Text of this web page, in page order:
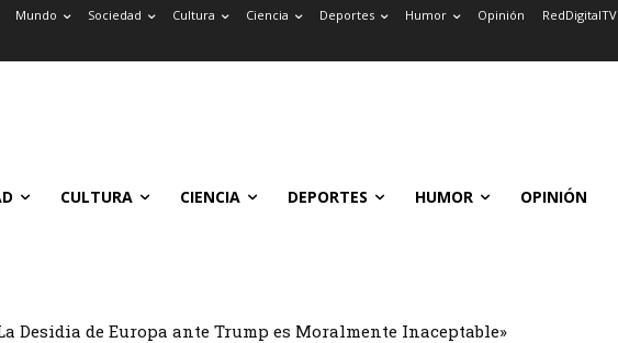
Mundo Sociedad Cultura Ciencia Deportes Humor Opinión RedDigitalTV
CULTURA CIENCIA DEPORTES HUMOR OPINIÓN
Desidia de Europa ante Trump es Moralmente Inaceptable»